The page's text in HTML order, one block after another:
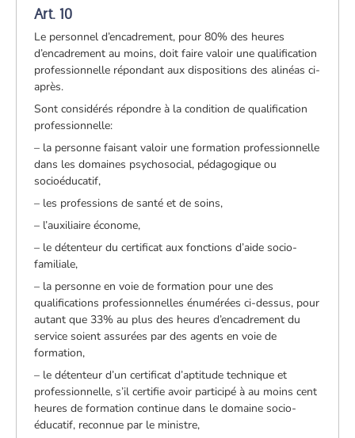
Art. 10
Le personnel d’encadrement, pour 80% des heures
d’encadrement au moins, doit faire valoir une qualification
professionnelle répondant aux dispositions des alinéas ci-
après.
Sont considérés répondre à la condition de qualification
professionnelle:
– la personne faisant valoir une formation professionnelle
dans les domaines psychosocial, pédagogique ou
socioéducatif,
– les professions de santé et de soins,
– l’auxiliaire économe,
– le détenteur du certificat aux fonctions d’aide socio-
familiale,
– la personne en voie de formation pour une des
qualifications professionnelles énumérées ci-dessus, pour
autant que 33% au plus des heures d’encadrement du
service soient assurées par des agents en voie de
formation,
– le détenteur d’un certificat d’aptitude technique et
professionnelle, s’il certifie avoir participé à au moins cent
heures de formation continue dans le domaine socio-
éducatif, reconnue par le ministre,